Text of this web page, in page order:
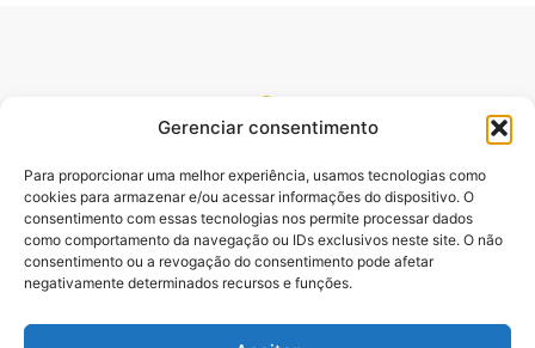
Gerenciar consentimento
Para proporcionar uma melhor experiência, usamos tecnologias como
cookies para armazenar e/ou acessar informações do dispositivo. O
consentimento com essas tecnologias nos permite processar dados
como comportamento da navegação ou IDs exclusivos neste site. O não
consentimento ou a revogação do consentimento pode afetar
negativamente determinados recursos e funções.
Site oficial do pré lançamento do Livro Desbloqueando o
Emanuel Batista,.